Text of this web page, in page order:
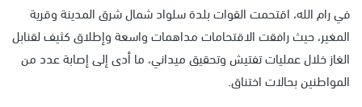
في رام الله، اقتحمت القوات بلدة سلواد شمال شرق المدينة وقرية
المغير، حيث رافقت الاقتحامات مداهمات واسعة وإطلاق كثيف لقنابل
الغاز خلال عمليات تفتيش وتحقيق ميداني، ما أدى إلى إصابة عدد من
المواطنين بحالات اختناق.